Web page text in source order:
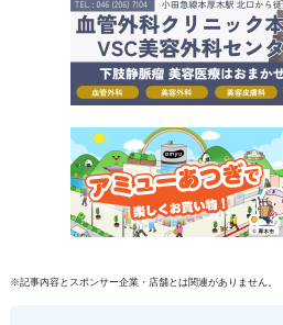
※記事内容とスポンサー企業・店舗とは関連がありません。